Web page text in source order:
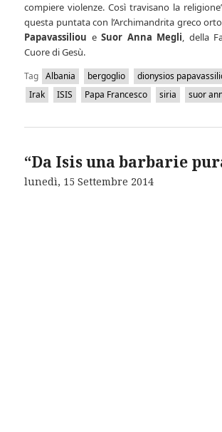
compiere violenze. Così travisano la
questa puntata con l’Archimandrita greco
Papavassiliou eSuor Anna Megli, della
Cuore di Gesù.
Tag Albania bergoglio dionysios
Irak
ISIS Papa Francesco siria suor
“Da Isis una barbarie
lunedì, 15 Settembre 2014